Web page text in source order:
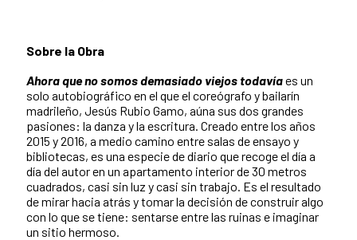
Sobre la Obra
Ahora que no somos demasiado viejos todavíaes un
solo autobiográfico en el que el coreógrafo y bailarín
madrileño, Jesús Rubio Gamo, aúna sus dos grandes
pasiones: la danza y la escritura. Creado entre los años
2015 y 2016, a medio camino entre salas de ensayo y
bibliotecas, es una especie de diario que recoge el día a
día del autor en un apartamento interior de 30 metros
cuadrados, casi sin luz y casi sin trabajo. Es el resultado
de mirar hacia atrás y tomar la decisión de construir algo
con lo que se tiene: sentarse entre las ruinas e imaginar
un sitio hermoso.